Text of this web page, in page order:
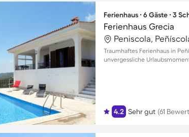
Ferienhaus ∙ 6 Gäste ∙ 3
Ferienhaus Grecia
Peniscola,
Traumhaftes Ferienhaus in
unvergessliche
4.2 Sehr gut (61